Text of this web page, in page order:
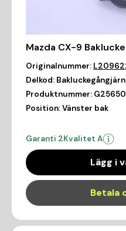
Mazda CX-9
Originalnummer:
Delkod: Bakluckegångjärn
Produktnummer:
Position:Vänster bak
Garanti 2Kvalitet A
Lägg i
Betala